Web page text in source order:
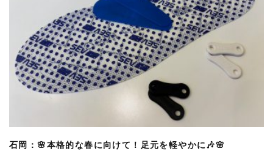
石岡：🌸本格的な春に向けて！足元を軽やかに🎶🌸